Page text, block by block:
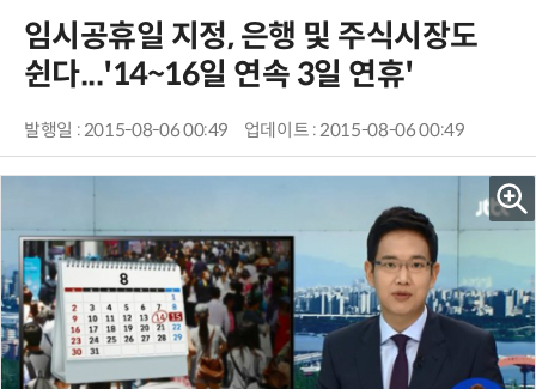
임시공휴일 지정, 은행 및 주식시장도
쉰다...'14~16일 연속 3일 연휴'
발행일 : 2015-08-06 00:49 업데이트 : 2015-08-06 00:49